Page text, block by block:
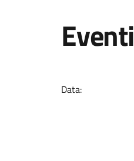
Eventi
Data: